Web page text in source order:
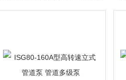
立式管道泵 管道多级泵